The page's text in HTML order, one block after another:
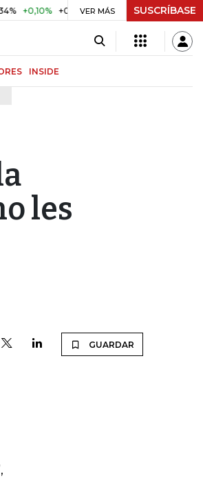
+0,98% UVR $ 417,01 +$ 0,05 +0,01%
VER MÁS SUSCRÍBASE
INSIDE
les
GUARDAR